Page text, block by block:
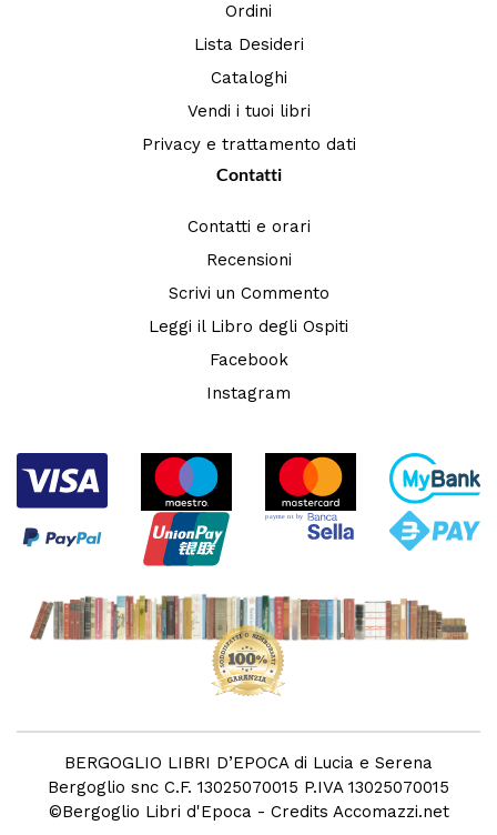
Ordini
Lista Desideri
Cataloghi
Vendi i tuoi libri
Privacy e trattamento dati
Contatti
Contatti e orari
Recensioni
Scrivi un Commento
Leggi il Libro degli Ospiti
Facebook
Instagram
BERGOGLIO LIBRI D’EPOCA di Lucia e Serena
Bergoglio snc C.F. 13025070015 P.IVA 13025070015
©Bergoglio Libri d'Epoca - Credits Accomazzi.net